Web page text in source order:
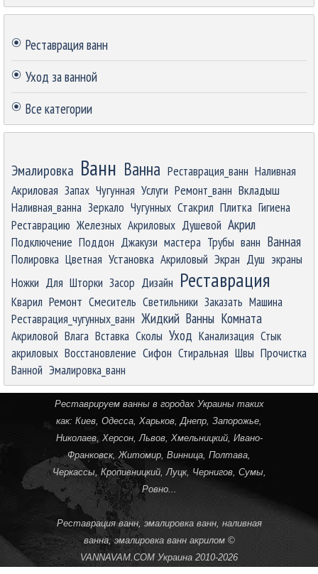
Реставрация ванн
Уход за ванной
Все категории
Эмалировка Ванн Ванна Реставрация_ванн Наливная
Акриловая Запах Чугунная Услуги Ремонт_ванн Вкладыш
Наливная_ванна Зеркало Чугунных Стакрил Плитка Гигиена
Реставрацию Железных Акриловых Душевой Акрил
Подключение Поддон Джакузи мастера Трубы ванн Ванная
Полировка Цветная Установка Акриловый Экран Душ экраны
Ножки Для Шторки Засор Дизайн Реставрация
Кварил Ремонт Смеситель Светильники Заказать Машина
Реставрация_чугунных_ванн Жидкий Ванны Комната
Акриловой Влага Вставка Сколы Уход Канализация Стык
акриловых Восстановление Сифон Стиральная Швы Прочистка
Ванной Эмалировка_ванн
Реставрируем ванны в городах Украины таких
как: Киев Одесса Харьков Днепр Запорожье
Николаев, Херсон, Львов, Хмельницкий, Ивано-
Франковск, Житомир Винница Полтава
Черкассы, Кропивницкий, Луцк, Чернигов, Сумы,
Ровно...
Реставрация ванн, эмалировка ванн, наливная
ванна, эмалировка ванн акрилом ©
VANNAVAM.COM Украина 2010-2026